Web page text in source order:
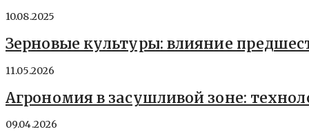
10.08.2025
Зерновые культуры: влияние
11.05.2026
Агрономия в засушливой зоне:
09.04.2026